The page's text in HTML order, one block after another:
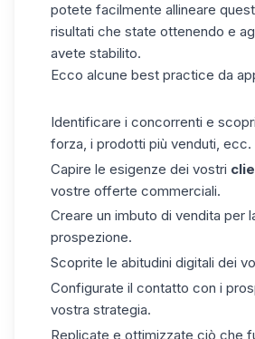
potete facilmente allineare
risultati che state ottenendo e
avete stabilito.
Ecco alcune best practice da
Identificare i concorrenti e
forza, i prodotti più venduti, ecc.
Capire le esigenze dei vostri
vostre offerte commerciali.
Creare un imbuto di vendita per
prospezione.
Scoprite le abitudini digitali dei
Configurate il contatto con i
vostra strategia.
Replicate e ottimizzate ciò che